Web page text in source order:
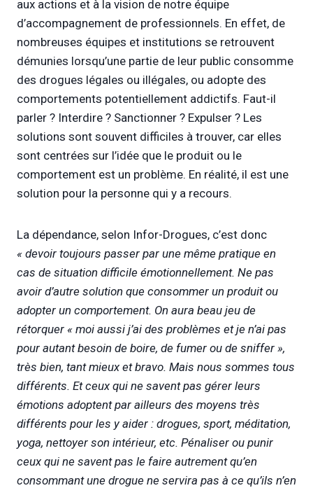
aux actions et à la vision de notre équipe
d’accompagnement de professionnels. En effet, de
nombreuses équipes et institutions se retrouvent
démunies lorsqu’une partie de leur public consomme
des drogues légales ou illégales, ou adopte des
comportements potentiellement addictifs. Faut-il
parler ? Interdire ? Sanctionner ? Expulser ? Les
solutions sont souvent difficiles à trouver, car elles
sont centrées sur l’idée que le produit ou le
comportement est un problème. En réalité, il est une
solution pour la personne qui y a recours.
La dépendance, selon Infor-Drogues, c’est donc
« devoir toujours passer par une même pratique en
cas de situation difficile émotionnellement. Ne pas
avoir d’autre solution que consommer un produit ou
adopter un comportement. On aura beau jeu de
rétorquer « moi aussi j’ai des problèmes et je n’ai pas
pour autant besoin de boire, de fumer ou de sniffer »,
très bien, tant mieux et bravo. Mais nous sommes tous
différents. Et ceux qui ne savent pas gérer leurs
émotions adoptent par ailleurs des moyens très
différents pour les y aider : drogues, sport, méditation,
yoga, nettoyer son intérieur, etc. Pénaliser ou punir
ceux qui ne savent pas le faire autrement qu’en
consommant une drogue ne servira pas à ce qu’ils n’en